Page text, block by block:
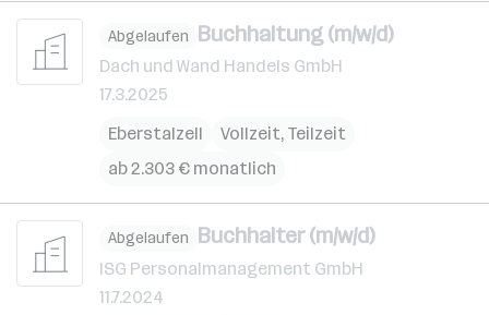
Abgelaufen Buchhaltung (m/w/d)
Dach und Wand Handels GmbH
17.3.2025
Eberstalzell
Vollzeit, Teilzeit
ab 2.303 € monatlich
Abgelaufen Buchhalter (m/w/d)
ISG Personalmanagement GmbH
11.7.2024